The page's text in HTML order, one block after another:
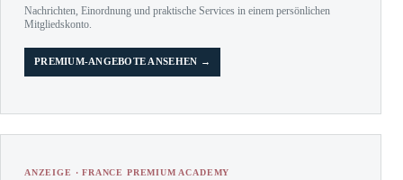
Nachrichten, Einordnung und praktische Services in einem persönlichen
Mitgliedskonto.
PREMIUM-ANGEBOTE ANSEHEN →
ANZEIGE · FRANCE PREMIUM ACADEMY